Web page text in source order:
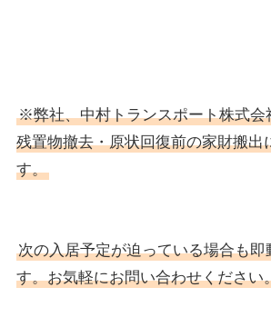
※弊社、中村トランスポート株式会
残置物撤去・原状回復前の家財搬出
す。
次の入居予定が迫っている場合も即
す。お気軽にお問い合わせください